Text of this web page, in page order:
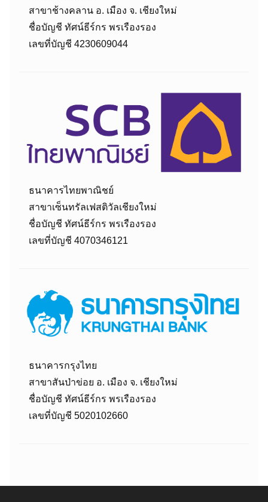
สาขาช้างคลาน อ. เมือง จ. เชียงใหม่
ชื่อบัญชี ทัศน์ธีร์กร พรเรืองรอง
เลขที่บัญชี 4230609044
ธนาคารไทยพาณิชย์
สาขาเซ็นทรัลเฟสติวัลเชียงใหม่
ชื่อบัญชี ทัศน์ธีร์กร พรเรืองรอง
เลขที่บัญชี 4070346121
ธนาคารกรุงไทย
สาขาสันป่าข่อย อ. เมือง จ. เชียงใหม่
ชื่อบัญชี ทัศน์ธีร์กร พรเรืองรอง
เลขที่บัญชี 5020102660